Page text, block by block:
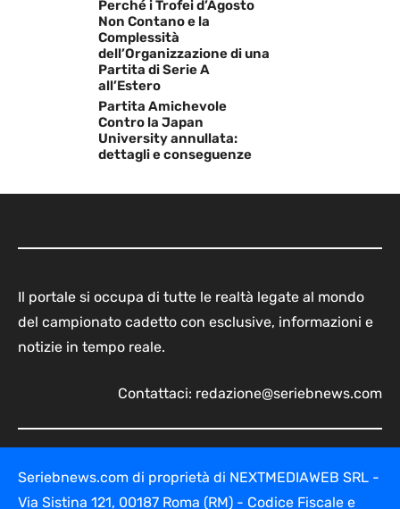
Perché i Trofei d’Agosto
Non Contano e la
Complessità
dell’Organizzazione di una
Partita di Serie A
all’Estero
Partita Amichevole
Contro la Japan
University annullata:
dettagli e conseguenze
Il portale si occupa di tutte le realtà legate al mondo
del campionato cadetto con esclusive, informazioni e
notizie in tempo reale.
Contattaci: redazione@seriebnews.com
Seriebnews.com di proprietà di NEXTMEDIAWEB SRL -
Via Sistina 121, 00187 Roma (RM) - Codice Fiscale e